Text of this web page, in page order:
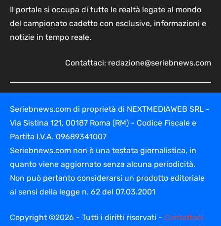
Il portale si occupa di tutte le realtà legate al mondo
del campionato cadetto con esclusive, informazioni e
notizie in tempo reale.
Contattaci: redazione@seriebnews.com
Seriebnews.com di proprietà di NEXTMEDIAWEB SRL -
Via Sistina 121, 00187 Roma (RM) - Codice Fiscale e
Partita I.V.A. 09689341007
Seriebnews.com non è una testata giornalistica, in
quanto viene aggiornato senza alcuna periodicità.
Non può pertanto considerarsi un prodotto editoriale
ai sensi della legge n. 62 del 07.03.2001
Copyright ©2026 - Tutti i diritti riservati - Contattaci